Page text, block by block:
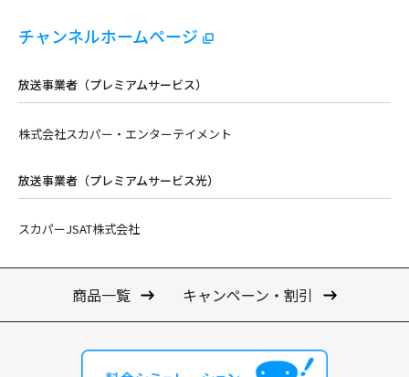
チャンネルホームページ
放送事業者（プレミアムサービス）
株式会社スカパー・エンターテイメント
放送事業者（プレミアムサービス光）
スカパーJSAT株式会社
商品一覧 キャンペーン・割引